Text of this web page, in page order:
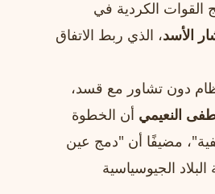
الكردية في
الأسد، الذي ربط الاتفاق
دون تشاور مع قسد،
النعيمي أن الخطوة
مضيفًا أن "دمج عين
الجيوسياسية